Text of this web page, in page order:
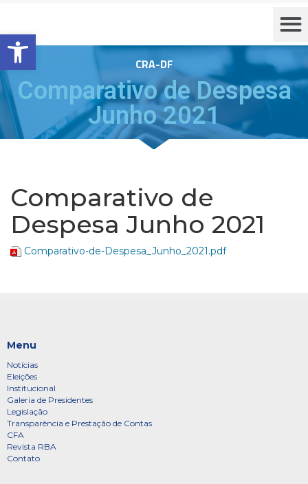
Barra de Ferramentas Aberta
CRA-DF
Comparativo de Despesa
Junho 2021
Comparativo de
Despesa Junho 2021
Comparativo-de-Despesa_Junho_2021.pdf
Menu
Notícias
Eleições
Institucional
Galeria de Presidentes
Legislação
Transparência e Prestação de Contas
CFA
Revista RBA
Contato